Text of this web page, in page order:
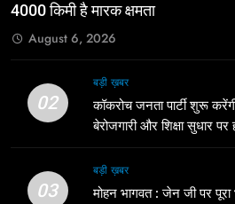
4000 किमी है मारक क्षमता
August 6, 2026
02
बड़ी ख़बर
कॉकरोच जनता पार्टी शुरू
बेरोजगारी और शिक्षा सुधार पर
03
बड़ी ख़बर
मोहन भागवत : जेन जी पर पूरा